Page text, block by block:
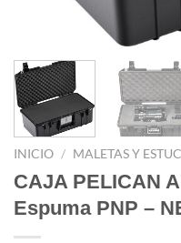
INICIO / MALETAS Y
CAJA PELICAN
Espuma PNP –